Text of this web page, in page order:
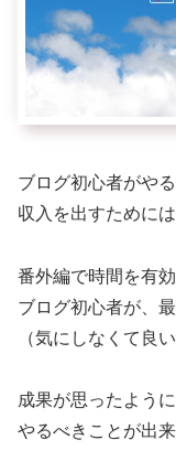
ブログ初心者がや
収入を出すために
番外編で時間を有
ブログ初心者が、
（気にしなくて良
成果が思ったよう
やるべきことが出